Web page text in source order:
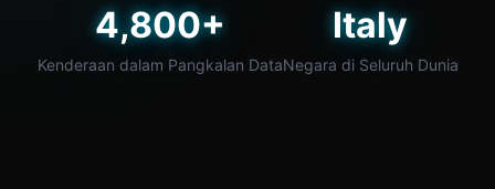
4,800+
Kenderaan dalam Pangkalan Data
Italy
Negara di Seluruh Dunia